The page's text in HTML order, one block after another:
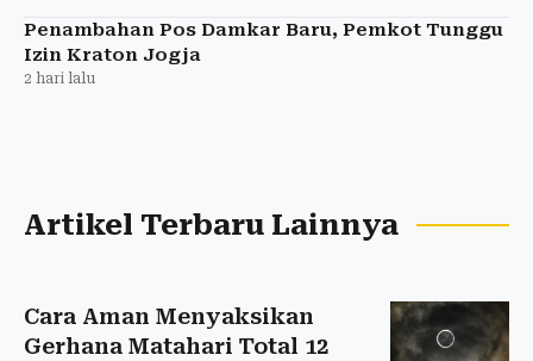
Penambahan Pos Damkar Baru, Pemkot Tunggu
Izin Kraton Jogja
2 hari lalu
Artikel Terbaru Lainnya
Cara Aman Menyaksikan
Gerhana Matahari Total 12